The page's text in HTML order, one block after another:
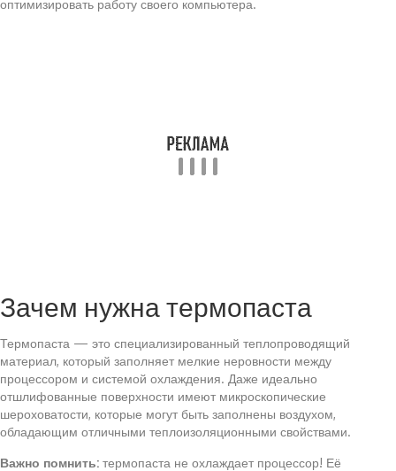
оптимизировать работу своего компьютера.
Зачем нужна термопаста
Термопаста — это специализированный теплопроводящий
материал, который заполняет мелкие неровности между
процессором и системой охлаждения. Даже идеально
отшлифованные поверхности имеют микроскопические
шероховатости, которые могут быть заполнены воздухом,
обладающим отличными теплоизоляционными свойствами.
Важно помнить: термопаста не охлаждает процессор! Её